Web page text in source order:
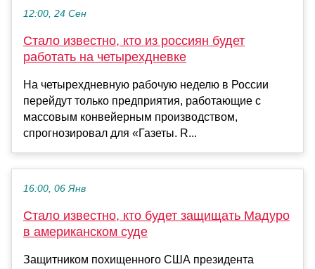
12:00, 24 Сен
Стало известно, кто из россиян будет
работать на четырехдневке
На четырехдневную рабочую неделю в России
перейдут только предприятия, работающие с
массовым конвейерным производством,
спрогнозировал для «Газеты. R...
16:00, 06 Янв
Стало известно, кто будет защищать Мадуро
в американском суде
Защитником похищенного США президента